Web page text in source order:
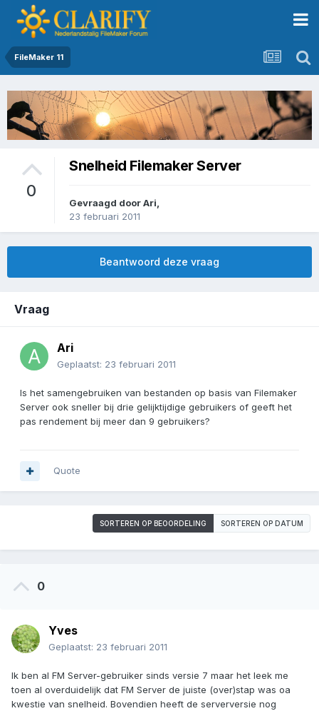
FileMaker 11
0
Snelheid Filemaker Server
Gevraagd doorAri
23 februari 2011
Beantwoord deze vraag
Vraag
Ari
Geplaatst: 23 februari 2011
Is het samengebruiken van bestanden op basis van Filemaker
Server ook sneller bij drie gelijktijdige gebruikers of geeft het
pas rendement bij meer dan 9 gebruikers?
Quote
SORTEREN OP BEOORDELING SORTEREN OP DATUM
0
Yves
Geplaatst: 23 februari 2011
Ik ben al FM Server-gebruiker sinds versie 7 maar het leek me
toen al overduidelijk dat FM Server de juiste (over)stap was oa
kwestie van snelheid. Bovendien heeft de serverversie nog